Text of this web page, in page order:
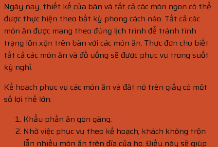
Ngày nay, thiết kế của bàn và tất cả các món ngon có thể
được thực hiện theo bất kỳ phong cách nào. Tất cả các
món ăn được mang theo đúng lịch trình để tránh tình
trạng lộn xộn trên bàn với các món ăn. Thực đơn cho biết
tất cả các món ăn và đồ uống sẽ được phục vụ trong suốt
kỳ nghỉ.
Kế hoạch phục vụ các món ăn và đặt nó trên giấy có một
số lợi thế lớn:
Khẩu phần ăn gọn gàng.
Nhờ việc phục vụ theo kế hoạch, khách không trộn
lẫn nhiều món ăn trên đĩa của họ. Điều này sẽ giúp